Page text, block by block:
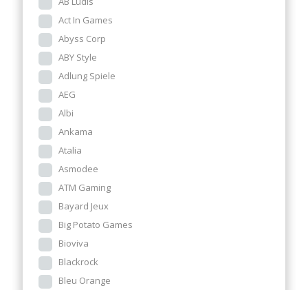
Act In Games
Abyss Corp
ABY Style
Adlung Spiele
AEG
Albi
Ankama
Atalia
Asmodee
ATM Gaming
Bayard Jeux
Big Potato Games
Bioviva
Blackrock
Bleu Orange